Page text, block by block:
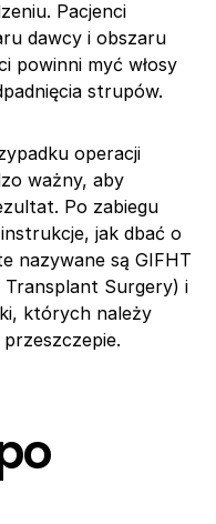
Pacjenci
dawcy i obszaru
powinni myć włosy
strupów.
operacji
ważny, aby
Po zabiegu
jak dbać o
nazywane są GIFHT
Surgery) i
których należy